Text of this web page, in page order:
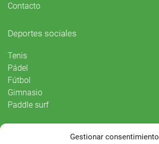
Gestionar consentimiento
Contacto
Deportes sociales
Tenis
Pádel
Fútbol
Gimnasio
Paddle surf